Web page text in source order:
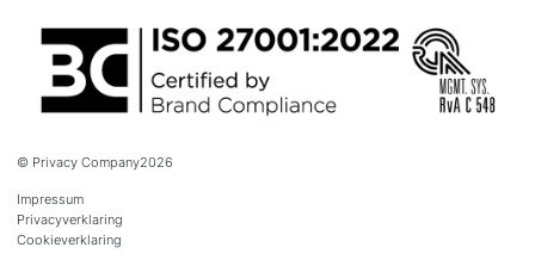
© Privacy Company2026
Impressum
Privacyverklaring
Cookieverklaring